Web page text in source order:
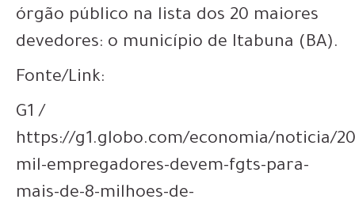
órgão público na lista dos 20 maiores
devedores: o município de Itabuna (BA).
Fonte/Link:
G1 /
https://g1.globo.com/economia/noticia/
mil-empregadores-devem-fgts-para-
mais-de-8-milhoes-de-